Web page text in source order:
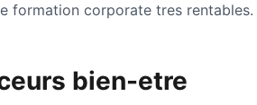
formation corporate tres rentables.
bien-etre